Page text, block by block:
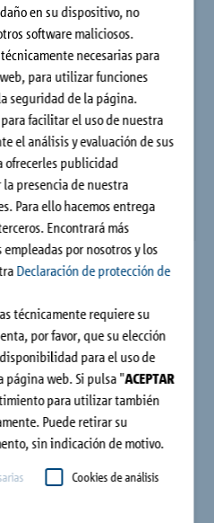
en su dispositivo, no
software maliciosos.
necesarias para
para utilizar funciones
seguridad de la página.
facilitar el uso de nuestra
el análisis y evaluación de sus
ofrecerles publicidad
presencia de nuestra
Para ello hacemos entrega
Encontrará más
por nosotros y los
Declaración de protección de
técnicamente requiere su
por favor, que su elección
para el uso de
página web. Si pulsa "ACEPTAR
para utilizar también
Puede retirar su
sin indicación de motivo.
Cookies de análisis
laterales positivas o
continuos.
laterales positivas o
puntuales.
laterales positivas en
libre de esfuerzo
positivas